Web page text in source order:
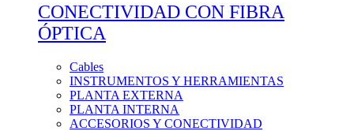
CONECTIVIDAD CON FIBRA
ÓPTICA
Cables
INSTRUMENTOS Y HERRAMIENTAS
PLANTA EXTERNA
PLANTA INTERNA
ACCESORIOS Y CONECTIVIDAD